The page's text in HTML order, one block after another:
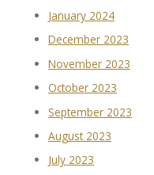
January 2024
December 2023
November 2023
October 2023
September 2023
August 2023
July 2023